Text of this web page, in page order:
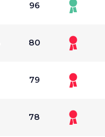
96
80
79
78